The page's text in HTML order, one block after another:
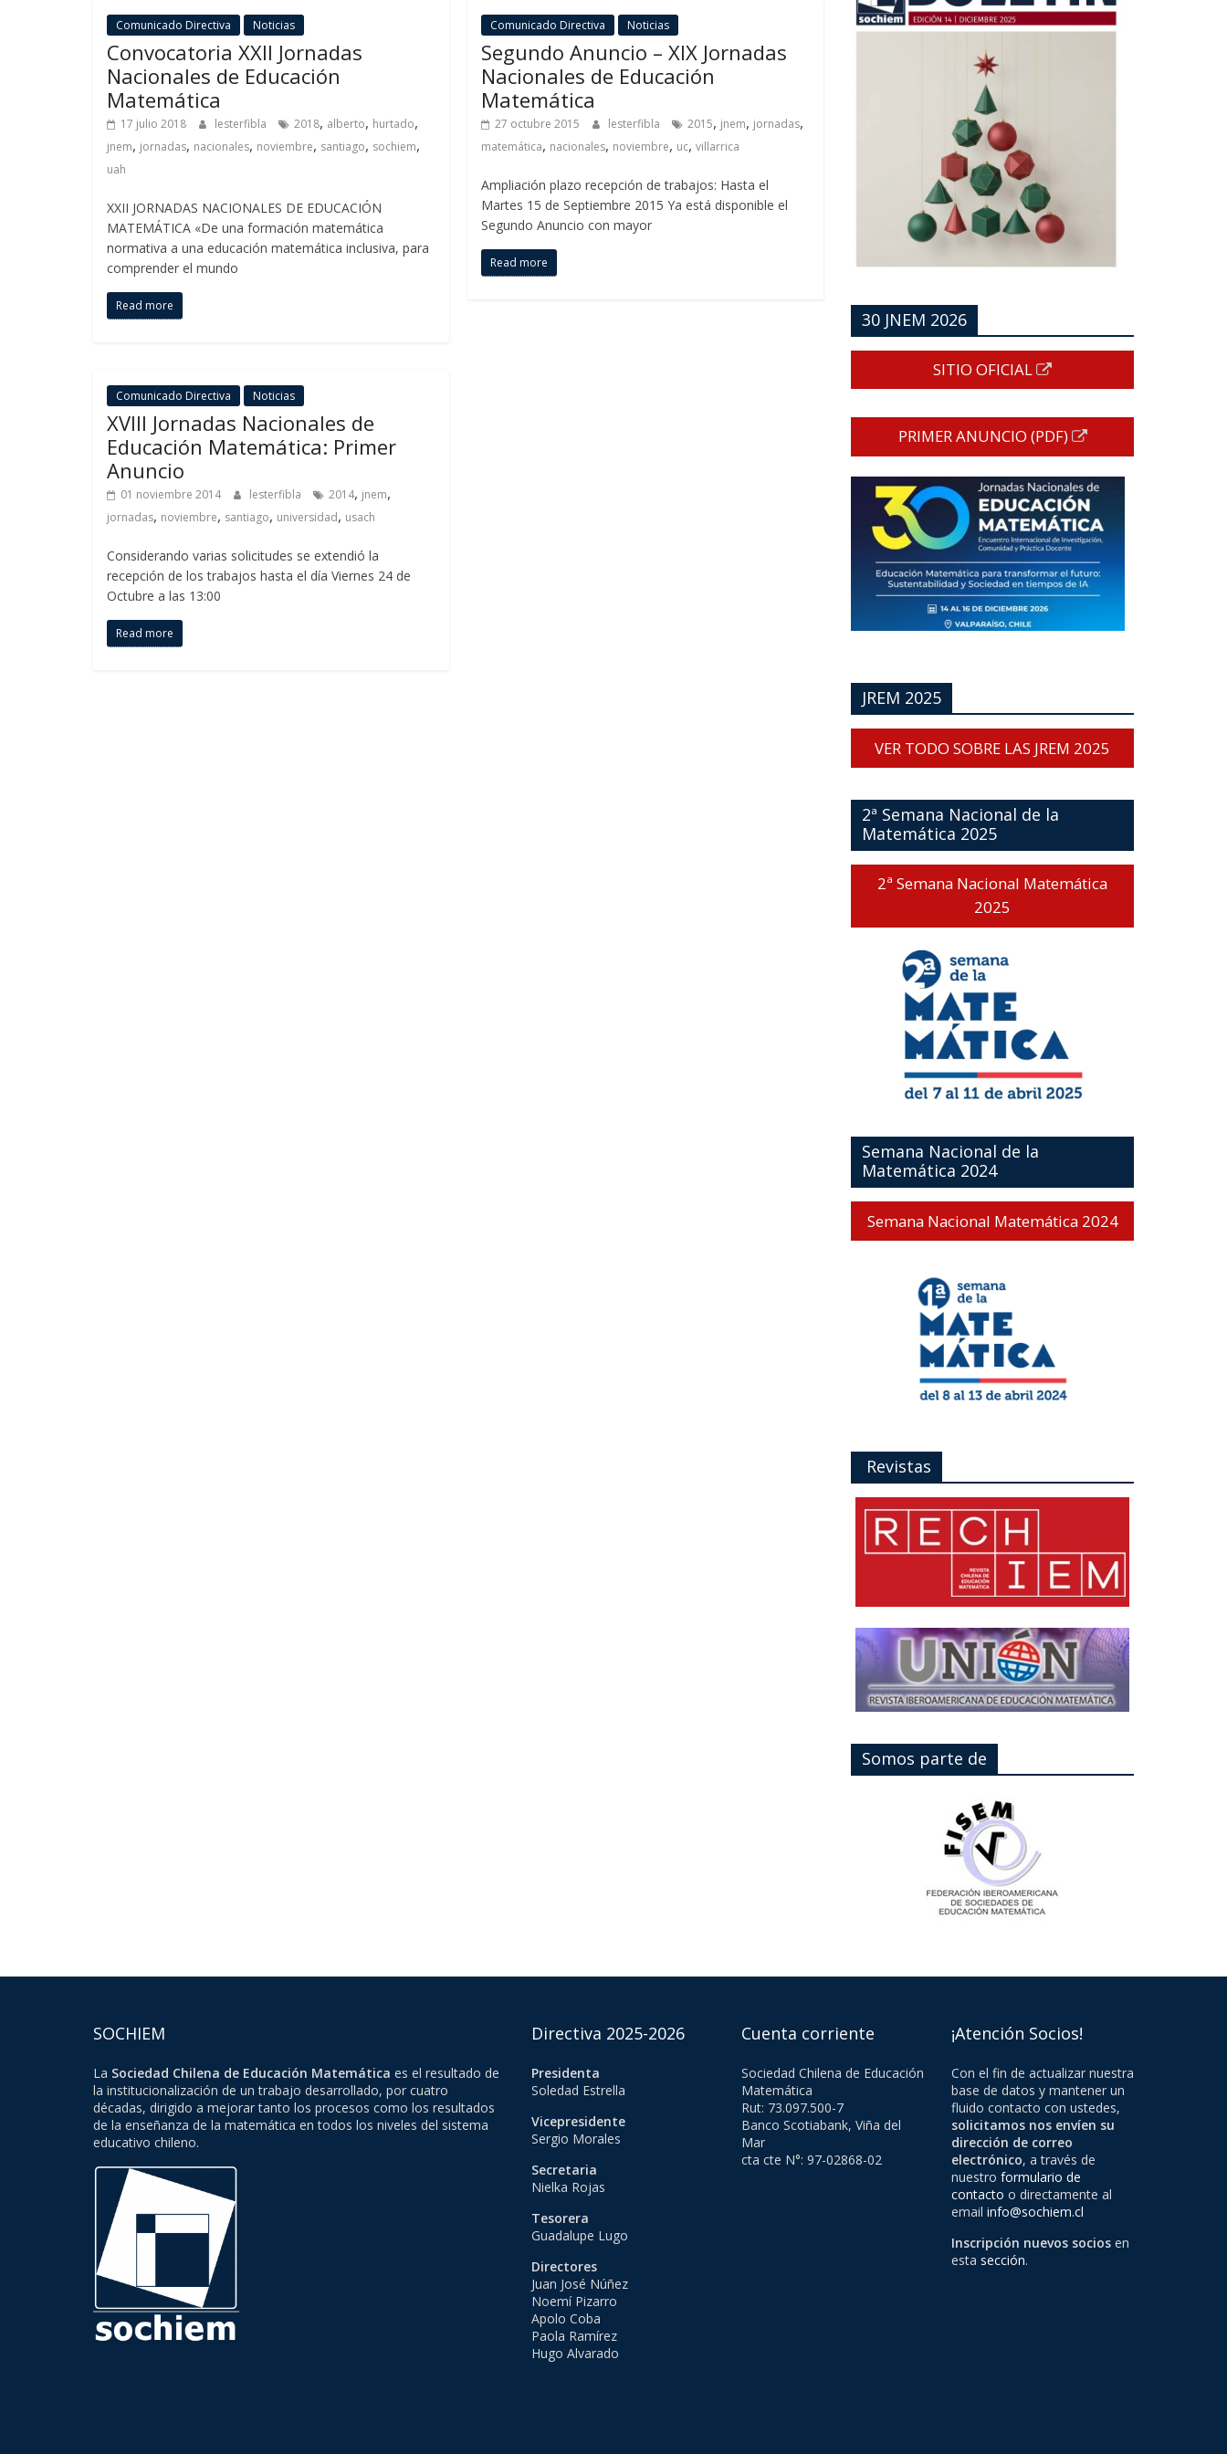
Comunicado Directiva Noticias
Convocatoria XXII Jornadas
Nacionales de Educación
Matemática
17 julio 2018 lesterfibla 2018, alberto, hurtado,
jnem, jornadas, nacionales, noviembre, santiago, sochiem,
uah
XXII JORNADAS NACIONALES DE EDUCACIÓN
MATEMÁTICA «De una formación matemática
normativa a una educación matemática inclusiva, para
comprender el mundo
Read more
Comunicado Directiva Noticias
Segundo Anuncio – XIX Jornadas
Nacionales de Educación
Matemática
27 octubre 2015 lesterfibla 2015, jnem, jornadas,
matemática, nacionales, noviembre, uc,villarrica
Ampliación plazo recepción de trabajos: Hasta el
Martes 15 de Septiembre 2015 Ya está disponible el
Segundo Anuncio con mayor
Read more
Comunicado Directiva Noticias
XVIII Jornadas Nacionales de
Educación Matemática: Primer
Anuncio
01 noviembre 2014 lesterfibla 2014, jnem,
jornadas, noviembre, santiago, universidad, usach
Considerando varias solicitudes se extendió la
recepción de los trabajos hasta el día Viernes 24 de
Octubre a las 13:00
Read more
30 JNEM 2026
SITIO OFICIAL
PRIMER ANUNCIO (PDF)
JREM 2025
VER TODO SOBRE LAS JREM 2025
2ª Semana Nacional de la
Matemática 2025
2ª Semana Nacional Matemática
2025
Semana Nacional de la
Matemática 2024
Semana Nacional Matemática 2024
Revistas
Somos parte de
SOCHIEM
La Sociedad Chilena de Educación Matemática es el resultado de
la institucionalización de un trabajo desarrollado, por cuatro
décadas, dirigido a mejorar tanto los procesos como los resultados
de la enseñanza de la matemática en todos los niveles del sistema
educativo chileno.
Directiva 2025-2026
Presidenta
Soledad Estrella
Vicepresidente
Sergio Morales
Secretaria
Nielka Rojas
Tesorera
Guadalupe Lugo
Directores
Juan José Núñez
Noemí Pizarro
Apolo Coba
Paola Ramírez
Hugo Alvarado
Cuenta corriente
Sociedad Chilena de Educación
Matemática
Rut: 73.097.500-7
Banco Scotiabank, Viña del
Mar
cta cte N°: 97-02868-02
¡Atención Socios!
Con el fin de actualizar nuestra
base de datos y mantener un
fluido contacto con ustedes,
solicitamos nos envíen su
dirección de correo
electrónico, a través de
nuestro formulario de
contacto o directamente al
email info@sochiem.cl
Inscripción nuevos socios en
esta sección.